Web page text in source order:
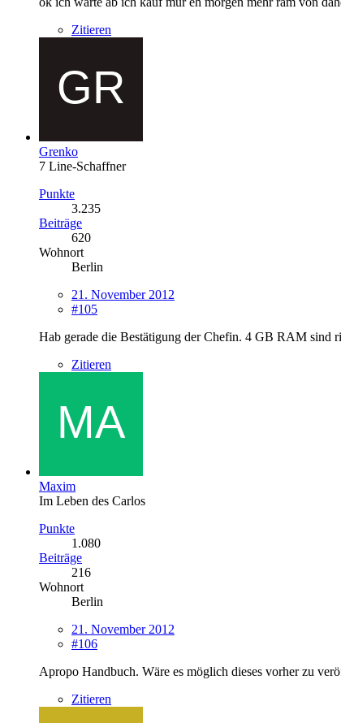
Zitieren
Grenko
7 Line-Schaffner
Punkte
3.235
Beiträge
620
Wohnort
Berlin
21. November 2012
#105
Hab gerade die Bestätigung der Chefin. 4 GB RAM sind
Zitieren
Maxim
Im Leben des Carlos
Punkte
1.080
Beiträge
216
Wohnort
Berlin
21. November 2012
#106
Apropo Handbuch. Wäre es möglich dieses vorher zu
Zitieren